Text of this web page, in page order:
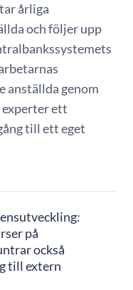
årliga
och följer upp
anställda genom
ett
till ett eget
på
också
till extern